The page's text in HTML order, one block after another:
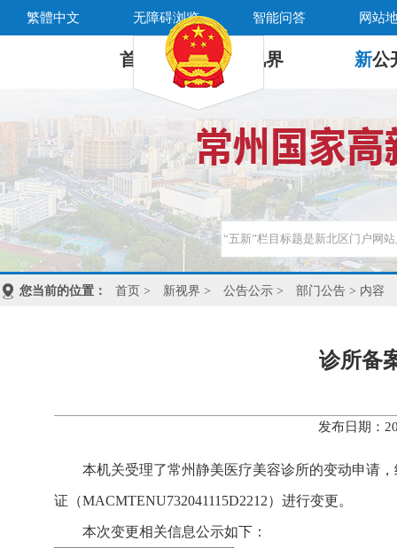
繁體中文 无障碍浏览 智能问答 网站
首 页 新 视界 新公
您当前的位置： 首页 > 新视界 > 公告公示 > 部门公告 > 内容
诊所备
发布日期：
本机关受理了常州静美医疗美容诊所的变动申请
证（MACMTENU732041115D2212）进行变更。
本次变更相关信息公示如下：